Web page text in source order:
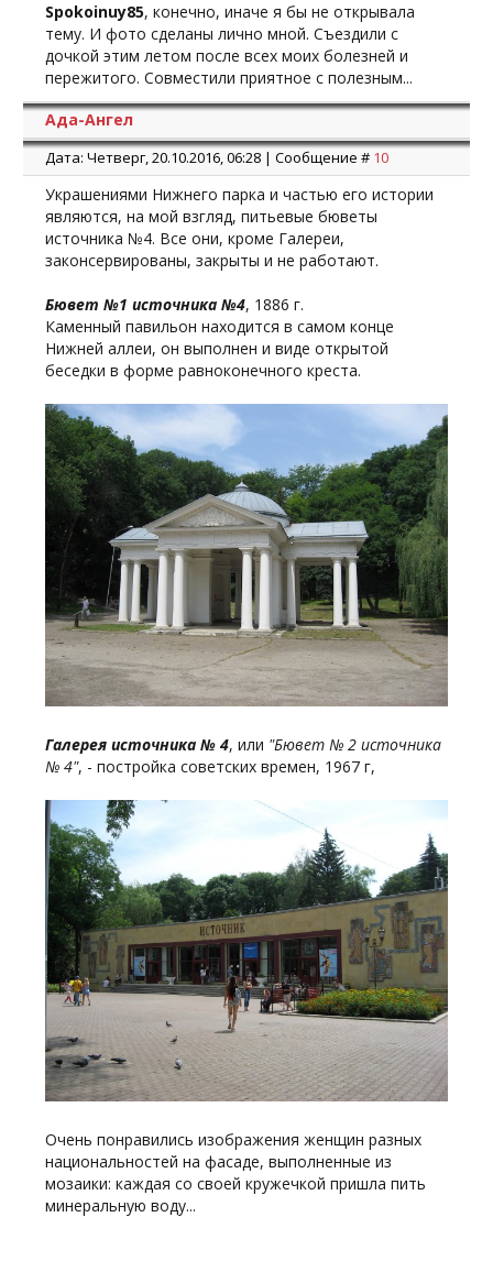
Spokoinuy85, конечно, иначе я бы не открывала
тему. И фото сделаны лично мной. Съездили с
дочкой этим летом после всех моих болезней и
пережитого. Совместили приятное с полезным...
Ада-Ангел
Дата: Четверг, 20.10.2016, 06:28 | Сообщение # 10
Украшениями Нижнего парка и частью его истории
являются, на мой взгляд, питьевые бюветы
источника №4. Все они, кроме Галереи,
законсервированы, закрыты и не работают.
Бювет №1 источника №4, 1886 г.
Каменный павильон находится в самом конце
Нижней аллеи, он выполнен и виде открытой
беседки в форме равноконечного креста.
Галерея источника № 4, или "Бювет № 2 источника
№ 4", - постройка советских времен, 1967 г,
Очень понравились изображения женщин разных
национальностей на фасаде, выполненные из
мозаики: каждая со своей кружечкой пришла пить
минеральную воду...